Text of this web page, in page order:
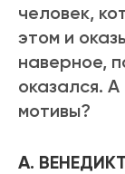
человек,
этом и
наверное,
оказался.
мотивы?
А.